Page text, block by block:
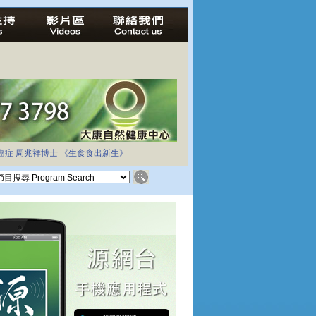
症 周兆祥博士 《生食食出新生》